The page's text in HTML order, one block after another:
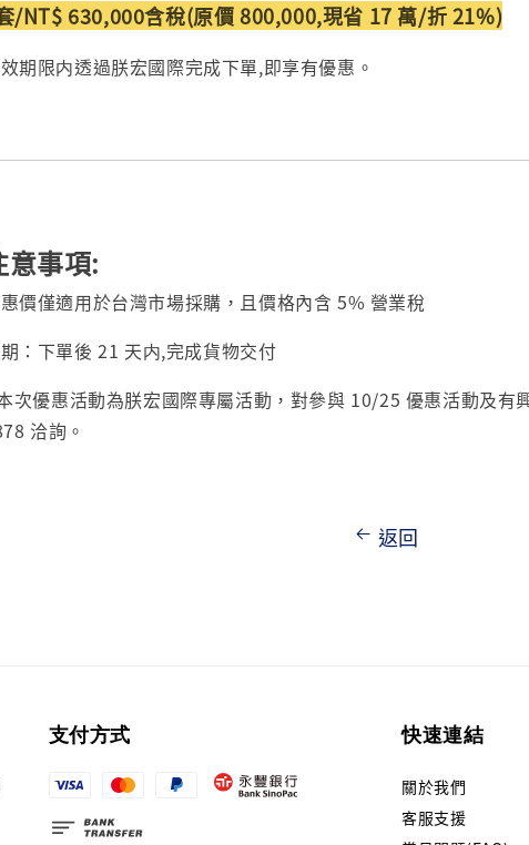
/NT$ 630,000含稅(原價 800,000,現省 17 萬/折 21%)
期限内透過朕宏國際完成下單,即享有優惠。
意事項:
價僅適用於台灣市場採購，且價格內含 5% 營業稅
：下單後 21 天内,完成貨物交付
次優惠活動為朕宏國際專屬活動，對參與 10/25 優惠活動及有
洽詢。
返回
支付方式 快速連結
關於我們
客服支援